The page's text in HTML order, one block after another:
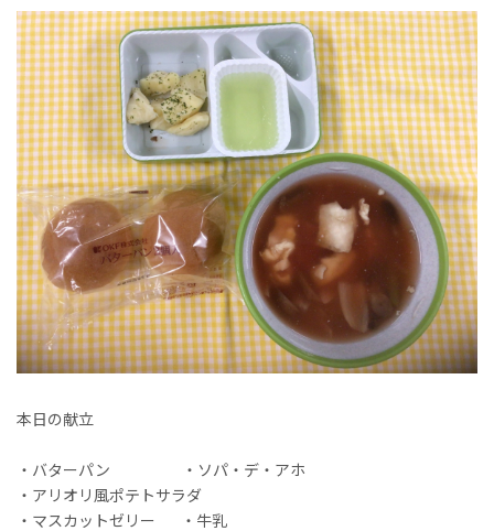
本日の献立
・バターパン ・ソパ・デ・アホ
・アリオリ風ポテトサラダ
・マスカットゼリー ・牛乳